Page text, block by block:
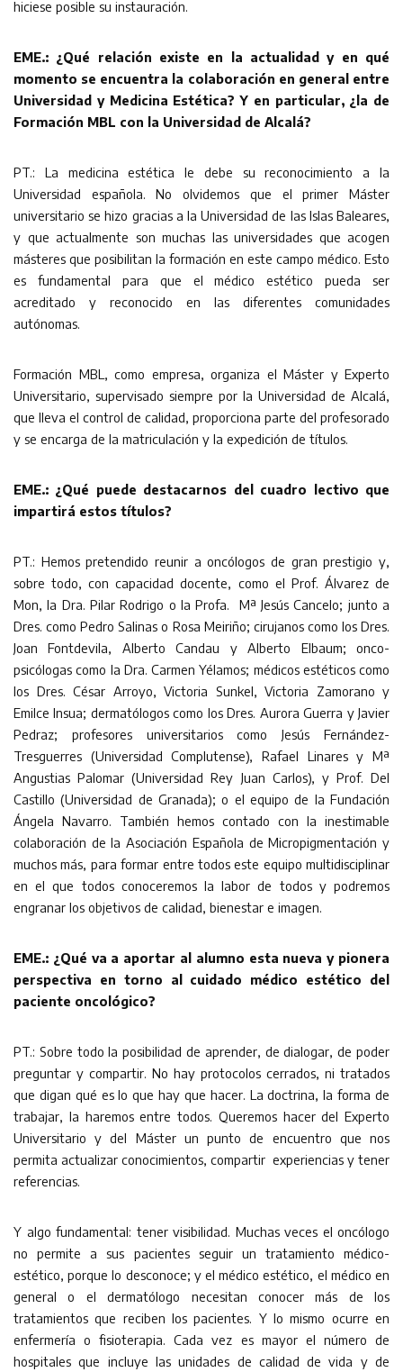
hiciese posible su instauración.
EME.: ¿Qué relación existe en la actualidad y en qué
momento se encuentra la colaboración en general entre
Universidad y Medicina Estética? Y en particular, ¿la de
Formación MBL con la Universidad de Alcalá?
PT.: La medicina estética le debe su reconocimiento a la
Universidad española. No olvidemos que el primer Máster
universitario se hizo gracias a la Universidad de las Islas Baleares,
y que actualmente son muchas las universidades que acogen
másteres que posibilitan la formación en este campo médico. Esto
es fundamental para que el médico estético pueda ser
acreditado y reconocido en las diferentes comunidades
autónomas.
Formación MBL, como empresa, organiza el Máster y Experto
Universitario, supervisado siempre por la Universidad de Alcalá,
que lleva el control de calidad, proporciona parte del profesorado
y se encarga de la matriculación y la expedición de títulos.
EME.: ¿Qué puede destacarnos del cuadro lectivo que
impartirá estos títulos?
PT.: Hemos pretendido reunir a oncólogos de gran prestigio y,
sobre todo, con capacidad docente, como el Prof. Álvarez de
Mon, la Dra. Pilar Rodrigo o la Profa. Mª Jesús Cancelo; junto a
Dres. como Pedro Salinas o Rosa Meiriño; cirujanos como los Dres.
Joan Fontdevila, Alberto Candau y Alberto Elbaum; onco-
psicólogas como la Dra. Carmen Yélamos; médicos estéticos como
los Dres. César Arroyo, Victoria Sunkel, Victoria Zamorano y
Emilce Insua; dermatólogos como los Dres. Aurora Guerra y Javier
Pedraz; profesores universitarios como Jesús Fernández-
Tresguerres (Universidad Complutense), Rafael Linares y Mª
Angustias Palomar (Universidad Rey Juan Carlos), y Prof. Del
Castillo (Universidad de Granada); o el equipo de la Fundación
Ángela Navarro. También hemos contado con la inestimable
colaboración de la Asociación Española de Micropigmentación y
muchos más, para formar entre todos este equipo multidisciplinar
en el que todos conoceremos la labor de todos y podremos
engranar los objetivos de calidad, bienestar e imagen.
EME.: ¿Qué va a aportar al alumno esta nueva y pionera
perspectiva en torno al cuidado médico estético del
paciente oncológico?
PT.: Sobre todo la posibilidad de aprender, de dialogar, de poder
preguntar y compartir. No hay protocolos cerrados, ni tratados
que digan qué es lo que hay que hacer. La doctrina, la forma de
trabajar, la haremos entre todos. Queremos hacer del Experto
Universitario y del Máster un punto de encuentro que nos
permita actualizar conocimientos, compartir experiencias y tener
referencias.
Y algo fundamental: tener visibilidad. Muchas veces el oncólogo
no permite a sus pacientes seguir un tratamiento médico-
estético, porque lo desconoce; y el médico estético, el médico en
general o el dermatólogo necesitan conocer más de los
tratamientos que reciben los pacientes. Y lo mismo ocurre en
enfermería o fisioterapia. Cada vez es mayor el número de
hospitales que incluye las unidades de calidad de vida y de